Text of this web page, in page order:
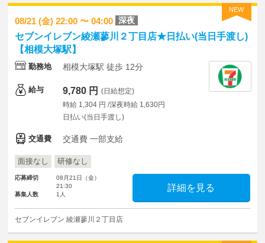
NEW
08/21 (金) 22:00 〜 04:00 深夜
セブンイレブン綾瀬蓼川２丁目店★日払い(当日手渡し)
【相模大塚駅】
勤務地 相模大塚駅 徒歩 12分
給与 9,780 円 (日給想定)
時給 1,304 円 /深夜時給 1,630円
日払い(当日手渡し)
交通費 交通費 一部支給
面接なし 研修なし
応募締切
08月21日（金）
21:30
募集人数
1人
詳細を見る
セブンイレブン 綾瀬蓼川２丁目店